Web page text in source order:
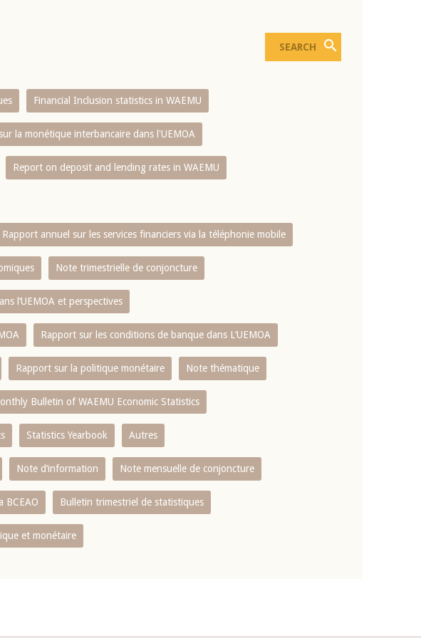
Financial Inclusion statistics in WAEMU
la monétique interbancaire dans l'UEMOA
Report on deposit and lending rates in WAEMU
Rapport annuel sur les services financiers via la téléphonie mobile
Note trimestrielle de conjoncture
l‘UEMOA et perspectives
Rapport sur les conditions de banque dans L‘UEMOA
Rapport sur la politique monétaire Note thématique
Bulletin of WAEMU Economic Statistics
Statistics Yearbook Autres
Note d’information Note mensuelle de conjoncture
BCEAO Bulletin trimestriel de statistiques
et monétaire